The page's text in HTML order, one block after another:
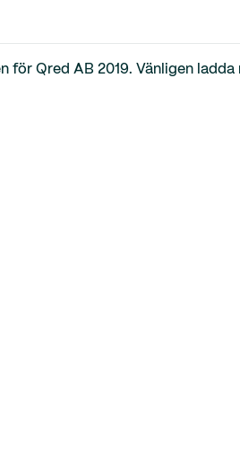
för Qred AB 2019. Vänligen ladda